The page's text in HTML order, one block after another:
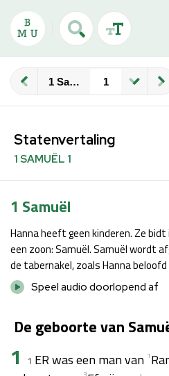
1 Samuël
Statenvertaling
1 SAMUËL 1
1 Samuël
Hanna heeft geen kinderen. Ze bidt
een zoon: Samuël. Samuël wordt
de tabernakel, zoals Hanna beloofd
Speel audio doorlopend af
De geboorte van
1 1 ER was een man van 1